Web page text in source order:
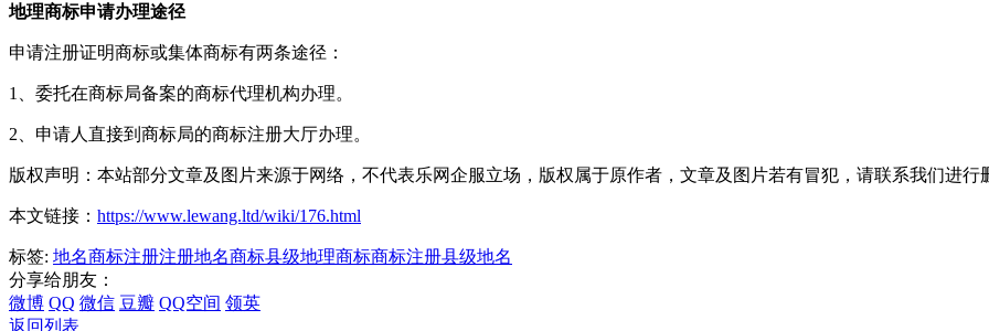
地理商标申请办理途径
申请注册证明商标或集体商标有两条途径：
1、委托在商标局备案的商标代理机构办理。
2、申请人直接到商标局的商标注册大厅办理。
版权声明：本站部分文章及图片来源于网络，不代表乐网企服立场，版权属于原作者，文章及图片若有冒犯，请联系我们进行
本文链接： https://www.lewang.ltd/wiki/176.html
标签: 地名商标注册注册地名商标县级地理商标商标注册县级地名
分享给朋友：
微博 QQ 微信 豆瓣 QQ空间 领英
返回列表